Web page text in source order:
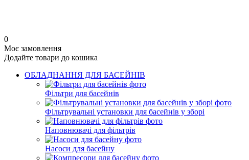
0
Моє замовлення
Додайте товари до кошика
ОБЛАДНАННЯ ДЛЯ БАСЕЙНІВ
Фільтри для басейнів
Фільтрувальні установки для басейнів у зборі
Наповнювачі для фільтрів
Насоси для басейну